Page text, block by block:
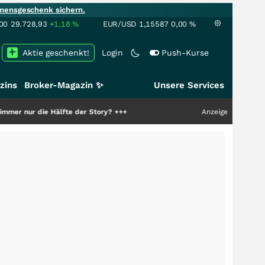
sichern.
29.728,93 +1,18% EUR/USD 1,15587 0,00 %
Login Push-Kurse
Aktie geschenkt!
Broker-Magazin ✨ Unsere Services
Hälfte der Story?+++ Anzeige